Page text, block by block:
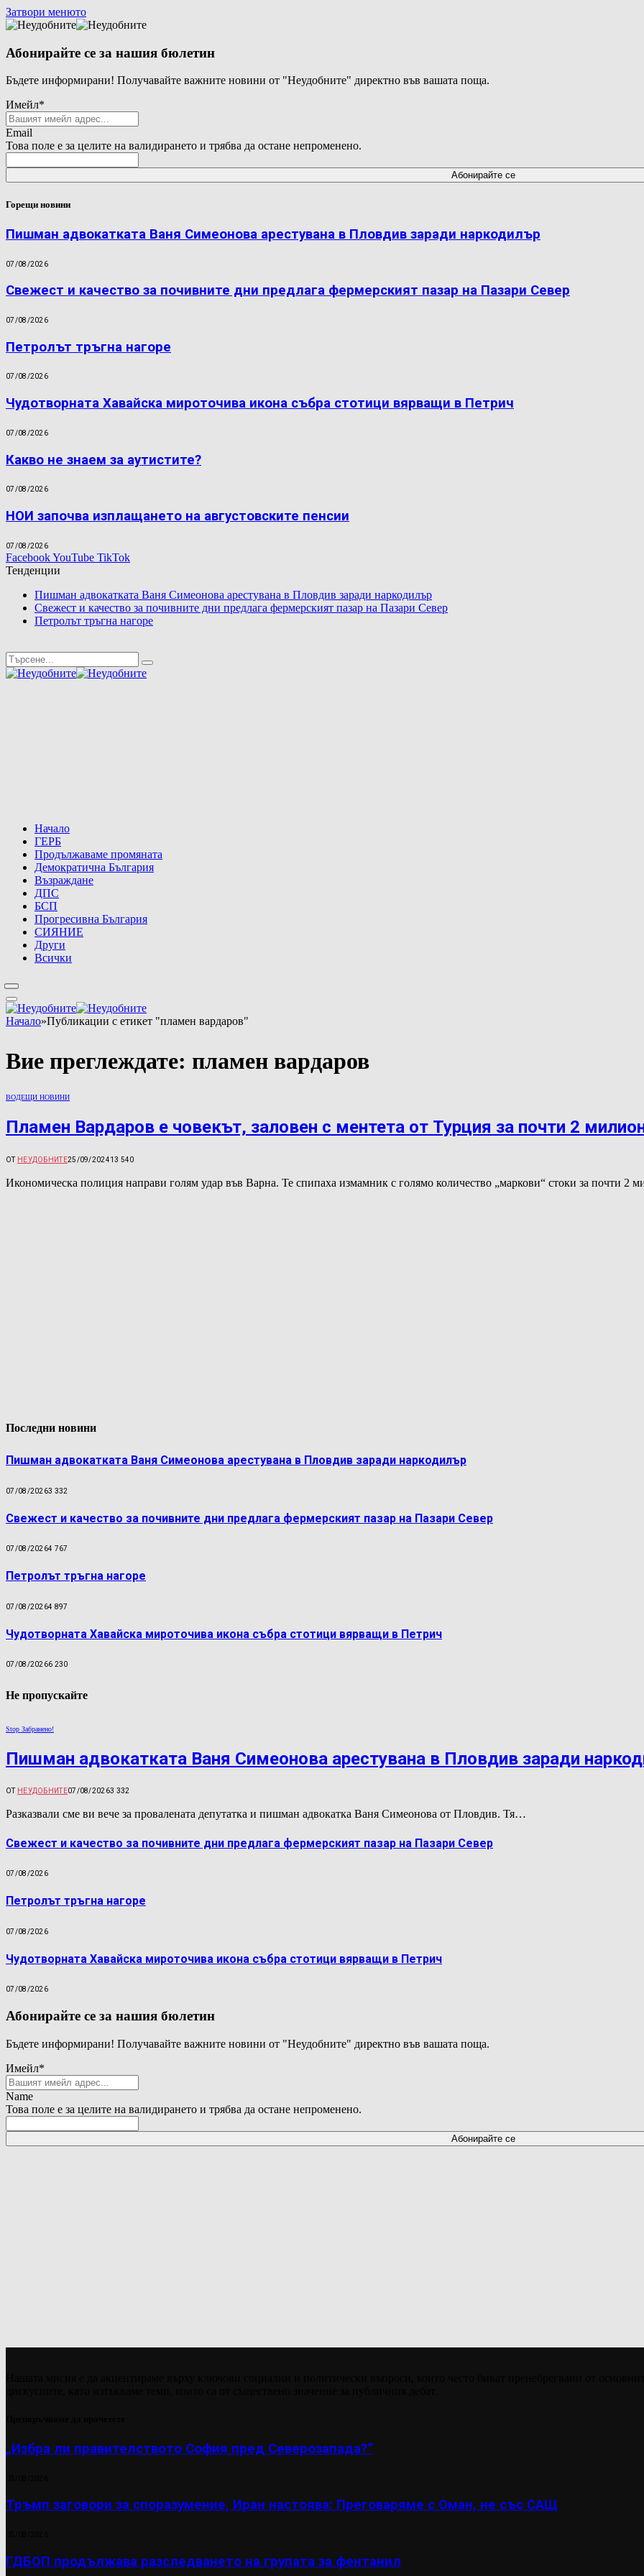
Затвори менюто
Абонирайте се за нашия бюлетин
Бъдете информирани! Получавайте важните новини от "Неудобните" директно във вашата поща.
Имейл*
Email
Това поле е за целите на валидирането и трябва да остане непроменено.
Горещи новини
Пишман адвокатката Ваня Симеонова арестувана в Пловдив заради наркодилър
07/08/2026
Свежест и качество за почивните дни предлага фермерският пазар на Пазари Север
07/08/2026
Петролът тръгна нагоре
07/08/2026
Чудотворната Хавайска мироточива икона събра стотици вярващи в Петрич
07/08/2026
Какво не знаем за аутистите?
07/08/2026
НОИ започва изплащането на августовските пенсии
07/08/2026
FacebookYouTube TikTok
Тенденции
Пишман адвокатката Ваня Симеонова арестувана в Пловдив заради наркодилър
Свежест и качество за почивните дни предлага фермерският пазар на Пазари Север
Петролът тръгна нагоре
Начало
ГЕРБ
Продължаваме промяната
Демократична България
Възраждане
ДПС
БСП
Прогресивна България
СИЯНИЕ
Други
Всички
Начало»Публикации с етикет "пламен вардаров"
Вие преглеждате: пламен вардаров
ВОДЕЩИ НОВИНИ
Пламен Вардаров е човекът, заловен с ментета от Турция за почти 2
ОТ НЕУДОБНИТЕ25/09/202413 540
Икономическа полиция направи голям удар във Варна. Те спипаха измамник с голямо количество „маркови“ стоки за почти 2
Последни новини
Пишман адвокатката Ваня Симеонова арестувана в Пловдив заради наркодилър
07/08/20263 332
Свежест и качество за почивните дни предлага фермерският пазар на Пазари Север
07/08/20264 767
Петролът тръгна нагоре
07/08/20264 897
Чудотворната Хавайска мироточива икона събра стотици вярващи в Петрич
07/08/20266 230
Не пропускайте
Stop Забранено!
Пишман адвокатката Ваня Симеонова арестувана в Пловдив заради
ОТ НЕУДОБНИТЕ07/08/20263 332
Разказвали сме ви вече за провалената депутатка и пишман адвокатка Ваня Симеонова от Пловдив. Тя…
Свежест и качество за почивните дни предлага фермерският пазар на Пазари Север
07/08/2026
Петролът тръгна нагоре
07/08/2026
Чудотворната Хавайска мироточива икона събра стотици вярващи в Петрич
07/08/2026
Абонирайте се за нашия бюлетин
Бъдете информирани! Получавайте важните новини от "Неудобните" директно във вашата поща.
Имейл*
Name
Това поле е за целите на валидирането и трябва да остане непроменено.
„Избра ли правителството София пред Северозапада?“
Тръмп заговори за споразумение, Иран настоява: Преговаряме с Оман, не със САЩ
ГДБОП продължава разследването на групата за фентанил